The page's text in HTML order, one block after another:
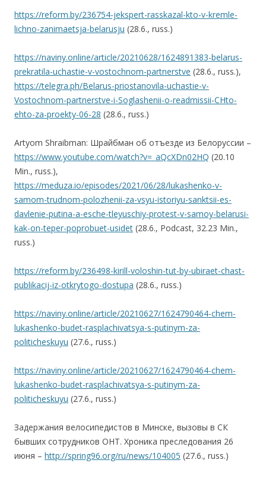
https://reform.by/236754-jekspert-rasskazal-kto-v-kremle-
lichno-zanimaetsja-belarusju (28.6., russ.)
https://naviny.online/article/20210628/1624891383-belarus-
prekratila-uchastie-v-vostochnom-partnerstve (28.6., russ.),
https://telegra.ph/Belarus-priostanovila-uchastie-v-
Vostochnom-partnerstve-i-Soglashenii-o-readmissii-CHto-
ehto-za-proekty-06-28 (28.6., russ.)
Artyom Shraibman: Шрайбман об отъезде из Белоруссии –
https://www.youtube.com/watch?v=_aQcXDn02HQ (20.10
Min., russ.),
https://meduza.io/episodes/2021/06/28/lukashenko-v-
samom-trudnom-polozhenii-za-vsyu-istoriyu-sanktsii-es-
davlenie-putina-a-esche-tleyuschiy-protest-v-samoy-belarusi-
kak-on-teper-poprobuet-usidet (28.6., Podcast, 32.23 Min.,
russ.)
https://reform.by/236498-kirill-voloshin-tut-by-ubiraet-chast-
publikacij-iz-otkrytogo-dostupa (28.6., russ.)
https://naviny.online/article/20210627/1624790464-chem-
lukashenko-budet-rasplachivatsya-s-putinym-za-
politicheskuyu (27.6., russ.)
https://naviny.online/article/20210627/1624790464-chem-
lukashenko-budet-rasplachivatsya-s-putinym-za-
politicheskuyu (27.6., russ.)
Задержания велосипедистов в Минске, вызовы в СК
бывших сотрудников ОНТ. Хроника преследования 26
июня – http://spring96.org/ru/news/104005 (27.6., russ.)